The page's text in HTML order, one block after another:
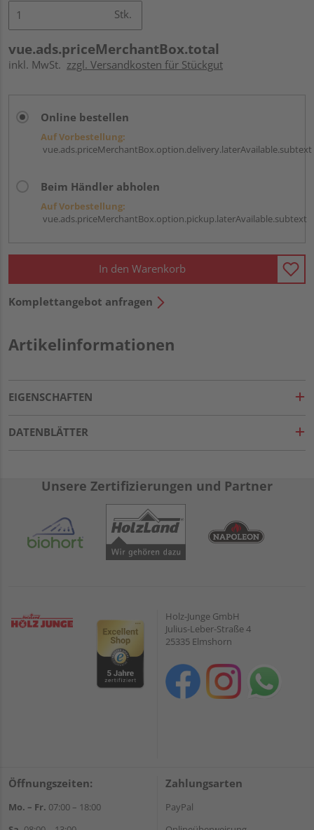
Stk.
vue.ads.priceMerchantBox.total
inkl. MwSt. zzgl. Versandkosten für Stückgut
Online bestellen
Auf Vorbestellung:
vue.ads.priceMerchantBox.option.delivery.laterAvailable.subtext
Beim Händler abholen
Auf Vorbestellung:
vue.ads.priceMerchantBox.option.pickup.laterAvailable.subtext
In den Warenkorb
Komplettangebot anfragen
Artikelinformationen
EIGENSCHAFTEN
DATENBLÄTTER
Unsere Zertifizierungen und Partner
Holz-Junge GmbH
Julius-Leber-Straße 4
25335 Elmshorn
Öffnungszeiten:
Mo. – Fr. 07:00 – 18:00
Zahlungsarten
PayPal